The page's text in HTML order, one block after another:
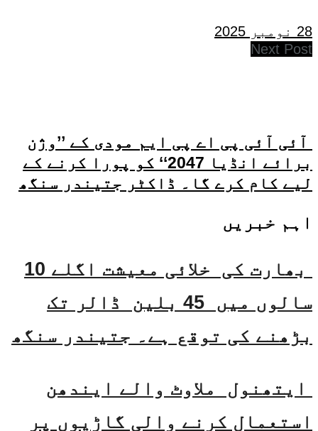
28 نومبر 2025
Next Post
آئی آئی پی اے پی ایم مودی کے ’’وژن
برائے انڈیا 2047‘‘ کو پورا کرنے کے
لیے کام کرے گا۔ ڈاکٹر جتیندر سنگھ
اہم خبریں
بھارت کی خلائی معیشت اگلے 10
سالوں میں 45 بلین ڈالر تک
بڑھنے کی توقع ہے۔ جتیندر سنگھ
ایتھنول ملاوٹ والے ایندھن
استعمال کرنے والی گاڑیوں پر